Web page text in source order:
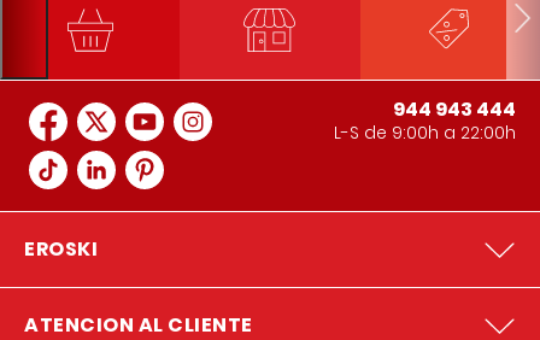
944 943 444
L-S de 9:00h a 22:00h
EROSKI
ATENCION AL CLIENTE